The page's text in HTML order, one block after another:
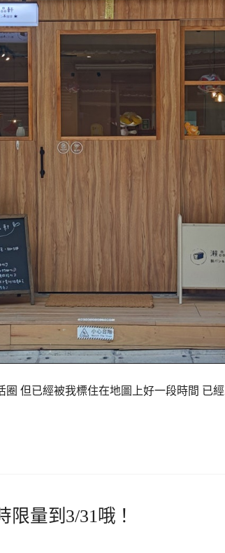
但已經被我標住在地圖上好一段時間 已
量到3/31哦！